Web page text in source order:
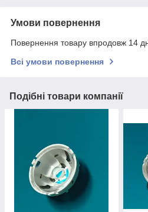
Умови повернення
Повернення товару впродовж 14
Всі умови повернення
Подібні товари компанії